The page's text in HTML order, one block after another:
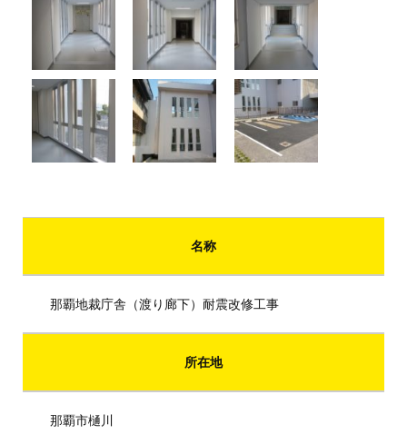
名称
那覇地裁庁舎（渡り廊下）耐震改修工事
所在地
那覇市樋川